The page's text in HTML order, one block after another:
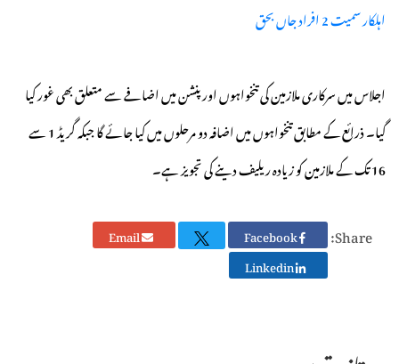
اہلکار سمیت 2 افراد جاں بحق
اجلاس میں سرکاری ملازمین کی تنخواہوں اور پنشن میں اضافے سے متعلق بھی غور کیا
گیا۔ ذرائع کے مطابق تنخواہوں میں اضافہ دو مرحلوں میں کیا جائے گا جبکہ گریڈ 1 سے
16 تک کے ملازمین کو زیادہ ریلیف دینے کی تجویز ہے۔
Share:
Email
Linkedin